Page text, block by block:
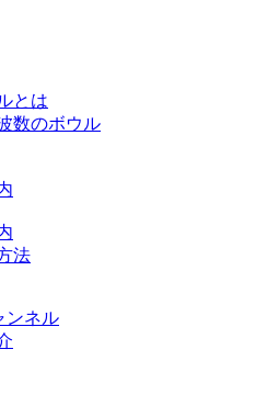
とは
数のボウル
法
ンネル